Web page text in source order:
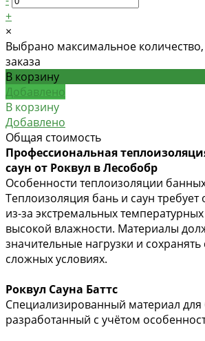
+
×
Выбрано максимальное количество,
заказа
В корзину
Добавлено
В корзину
Добавлено
Общая стоимость
Профессиональная
саун от Роквул в Лесобобр
Особенности теплоизоляции
Теплоизоляция бань и саун требует
из-за экстремальных
высокой влажности. Материалы
значительные нагрузки и сохранять
сложных условиях.
Роквул Сауна Баттс
Специализированный материал для
разработанный с учётом